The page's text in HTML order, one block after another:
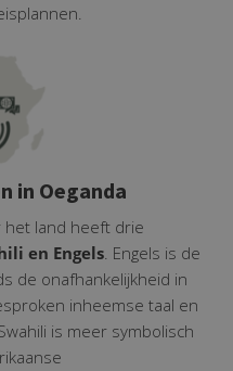
in Oeganda
het land heeft drie
en Engels. Engels is de
de onafhankelijkheid in
inheemse taal en
is meer symbolisch